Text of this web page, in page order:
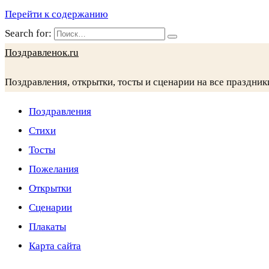
Перейти к содержанию
Search for:
Поздравленок.ru
Поздравления, открытки, тосты и сценарии на все
Поздравления
Стихи
Тосты
Пожелания
Открытки
Сценарии
Плакаты
Карта сайта